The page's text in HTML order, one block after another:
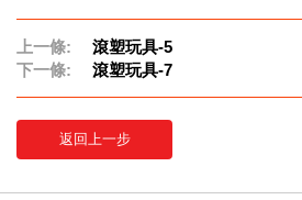
上一條:
滾塑玩具-5
下一條:
滾塑玩具-7
返回上一步